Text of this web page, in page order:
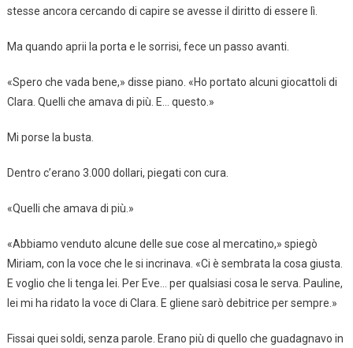
stesse ancora cercando di capire se avesse il diritto di essere lì.
Ma quando aprii la porta e le sorrisi, fece un passo avanti.
«Spero che vada bene,» disse piano. «Ho portato alcuni giocattoli di
Clara. Quelli che amava di più. E… questo.»
Mi porse la busta.
Dentro c’erano 3.000 dollari, piegati con cura.
«Quelli che amava di più.»
«Abbiamo venduto alcune delle sue cose al mercatino,» spiegò
Miriam, con la voce che le si incrinava. «Ci è sembrata la cosa giusta.
E voglio che li tenga lei. Per Eve… per qualsiasi cosa le serva. Pauline,
lei mi ha ridato la voce di Clara. E gliene sarò debitrice per sempre.»
Fissai quei soldi, senza parole. Erano più di quello che guadagnavo in